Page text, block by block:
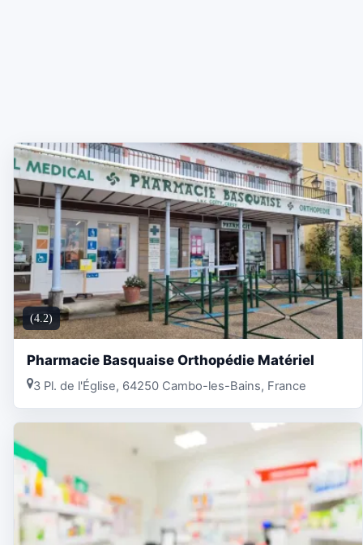
(4.2)
Pharmacie Basquaise Orthopédie Matériel
3 Pl. de l'Église, 64250 Cambo-les-Bains, France